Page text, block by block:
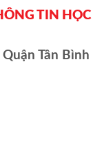
TIN HỌC
Tân Bình